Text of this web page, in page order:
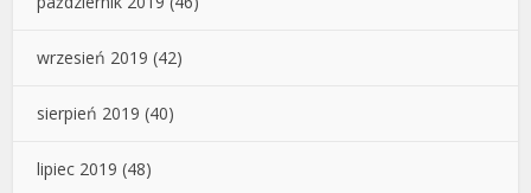
wrzesień 2019 (42)
sierpień 2019 (40)
lipiec 2019 (48)